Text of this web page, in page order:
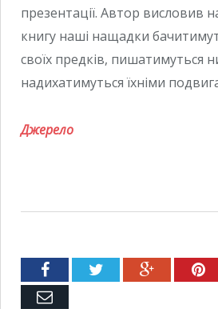
презентації. Автор висловив
книгу наші нащадки
своїх предків, пишатимуться
надихатимуться їхніми
Джерело
FacebookTwitter Google+
Емейл